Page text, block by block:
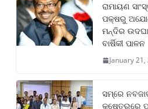
ରାମାୟଣ
ପକ୍ଷରୁ
ମନ୍ଦିର
ବାର୍ଷିକୀ ପାଳନ
January 21,
ସମ୍‌ରେ
କ୍ଷେତ୍ରରେ